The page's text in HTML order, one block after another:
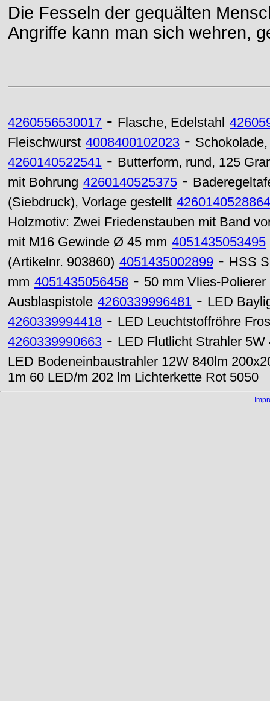
Die Fesseln der gequälten
Angriffe kann man sich wehren,
4260556530017 - Flasche, Edelstahl
Fleischwurst 4008400102023 -
4260140522541 - Butterform, rund, 125
mit Bohrung 4260140525375 -
(Siebdruck), Vorlage gestellt 4260140528864
Holzmotiv: Zwei Friedenstauben mit Band
mit M16 Gewinde Ø 45 mm 4051435053495
(Artikelnr. 903860) 4051435002899 - HSS
mm 4051435056458 - 50 mm Vlies-
Ausblaspistole 4260339996481 - LED
4260339994418 - LED Leuchtstoffröhre
4260339990663 - LED Flutlicht Strahler
LED Bodeneinbaustrahler 12W 840lm
1m 60 LED/m 202 lm Lichterkette Rot 5050